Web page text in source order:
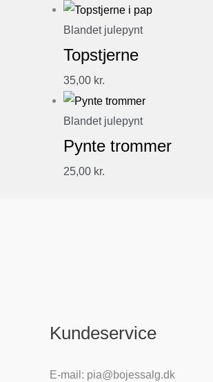
Blandet julepynt
Topstjerne
35,00 kr.
Blandet julepynt
Pynte trommer
25,00 kr.
Kundeservice
E-mail: pia@bojessalg.dk